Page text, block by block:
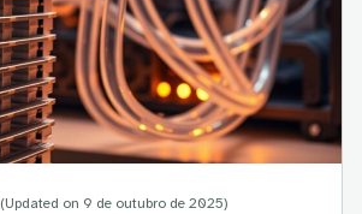
(Updated on 9 de outubro de 2025)